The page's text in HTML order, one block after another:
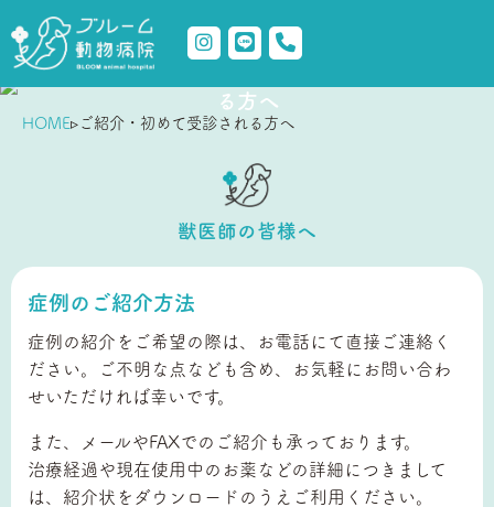
Introduction
ご紹介・初めて受診され
る方へ
HOME▹ ご紹介・初めて受診される方へ
獣医師の皆様へ
症例のご紹介方法
症例の紹介をご希望の際は、お電話にて直接ご連絡く
ださい。ご不明な点なども含め、お気軽にお問い合わ
せいただければ幸いです。
また、メールやFAXでのご紹介も承っております。
治療経過や現在使用中のお薬などの詳細につきまして
は、紹介状をダウンロードのうえご利用ください。